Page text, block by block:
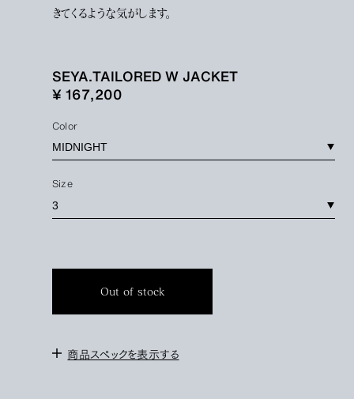
きてくるような気がします。
SEYA.TAILORED W JACKET
¥ 167,200
Color
Size
Out of stock
商品スペックを表示する